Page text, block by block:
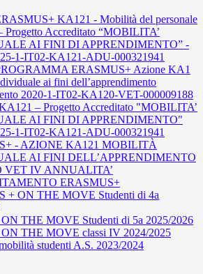
KA121 - Mobilità del personale
Progetto Accreditato “MOBILITA’
AI FINI DI APPRENDIMENTO” -
1-IT02-KA121-ADU-000321941
ERASMUS+ Azione KA1
ai fini dell’apprendimento
2020-1-IT02-KA120-VET-000009188
– Progetto Accreditato "MOBILITA’
AI FINI DI APPRENDIMENTO"
1-IT02-KA121-ADU-000321941
- AZIONE KA121 MOBILITÀ
AI FINI DELL’APPRENDIMENTO
VET IV ANNUALITA’
ERASMUS+
+ ON THE MOVE Studenti di 4a
ON THE MOVE Studenti di 5a 2025/2026
ON THE MOVE classi IV 2024/2025
studenti A.S. 2023/2024